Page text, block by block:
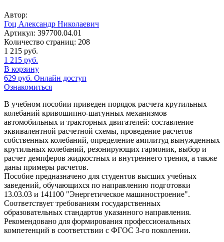
Автор:
Гоц Александр Николаевич
Артикул: 397700.04.01
Количество страниц: 208
1 215 руб.
1 215 руб.
В корзину
629 руб. Онлайн доступ
Ознакомиться
В учебном пособии приведен порядок расчета крутильных
колебаний кривошипно-шатунных механизмов
автомобильных и тракторных двигателей: составление
эквивалентной расчетной схемы, проведение расчетов
собственных колебаний, определение амплитуд вынужденных
крутильных колебаний, резонирующих гармоник, выбор и
расчет демпферов жидкостных и внутреннего трения, а также
даны примеры расчетов.
Пособие предназначено для студентов высших учебных
заведений, обучающихся по направлению подготовки
13.03.03 и 141100 "Энергетическое машиностроение".
Соответствует требованиям государственных
образовательных стандартов указанного направления.
Рекомендовано для формирования профессиональных
компетенций в соответствии с ФГОС 3-го поколении.